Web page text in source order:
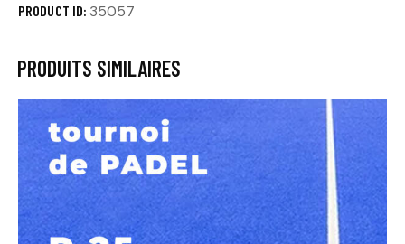
PRODUCT ID: 35057
PRODUITS SIMILAIRES